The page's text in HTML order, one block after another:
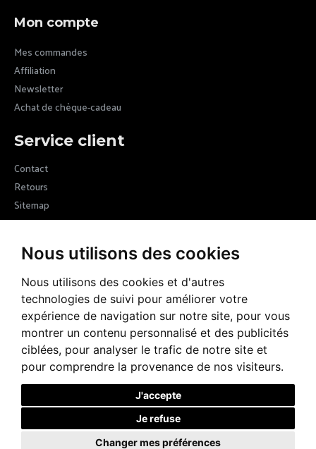
Nous utilisons des cookies
Nous utilisons des cookies et d'autres
technologies de suivi pour améliorer votre
expérience de navigation sur notre site, pour vous
montrer un contenu personnalisé et des publicités
ciblées, pour analyser le trafic de notre site et
pour comprendre la provenance de nos visiteurs.
J'accepte
Je refuse
Changer mes préférences
Mon compte
Mes commandes
Affiliation
Newsletter
Achat de chèque-cadeau
Service client
Contact
Retours
Sitemap
Newsletter
Devenez membre de la communauté Margot VII en vous inscrivant
à nos newsletters et recevez les nouvelles de la marque
J’ai lu et accepté la rubriqueRGPD
Copyright © 2026, Margot VII, tous droits réservés